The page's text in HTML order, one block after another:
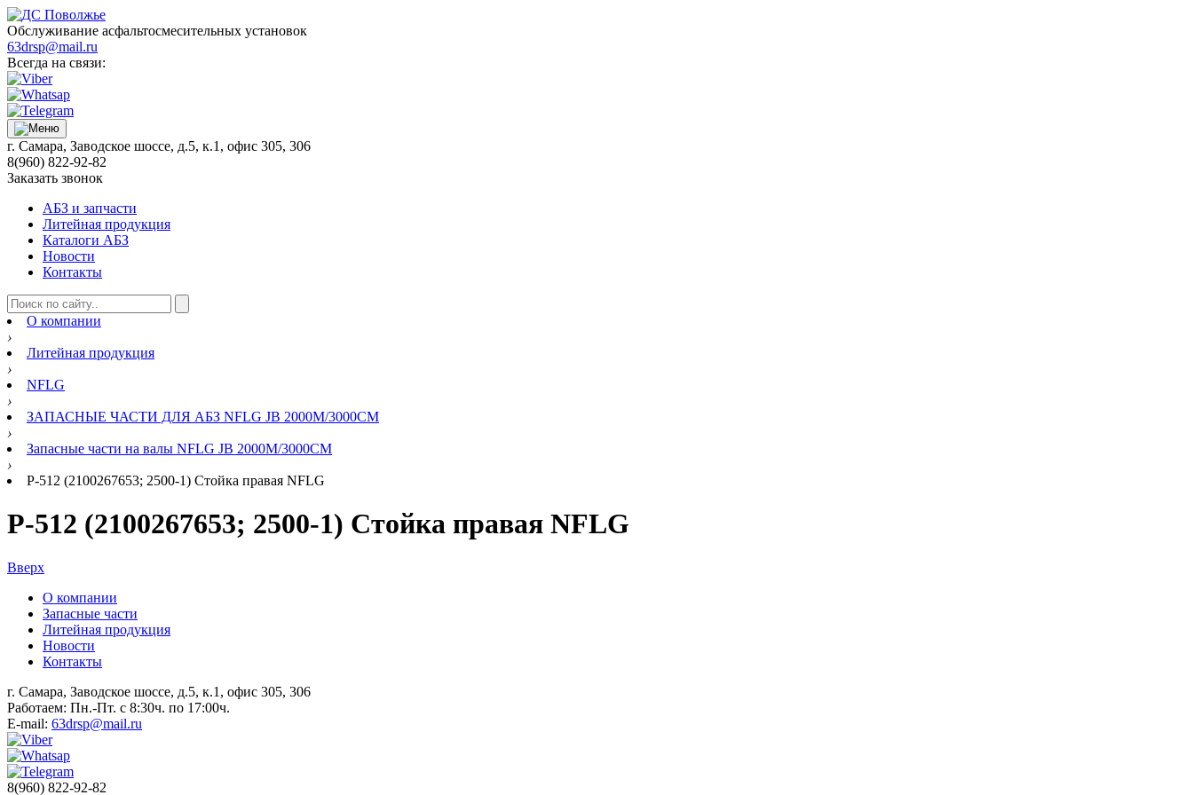
Обслуживание асфальтосмесительных установок
63drsp@mail.ru
Всегда на связи:
г. Самара, Заводское шоссе, д.5, к.1, офис 305, 306
8(960) 822-92-82
Заказать звонок
АБЗ и запчасти
Литейная продукция
Каталоги АБЗ
Новости
Контакты
О компании
›
Литейная продукция
›
NFLG
›
ЗАПАСНЫЕ ЧАСТИ ДЛЯ АБЗ NFLG JB 2000M/3000CM
›
Запасные части на валы NFLG JB 2000M/3000CM
›
Р-512 (2100267653; 2500-1) Стойка правая NFLG
Р-512 (2100267653; 2500-1) Стойка правая NFLG
Вверх
О компании
Запасные части
Литейная продукция
Новости
Контакты
г. Самара, Заводское шоссе, д.5, к.1, офис 305, 306
Работаем: Пн.-Пт. с 8:30ч. по 17:00ч.
E-mail: 63drsp@mail.ru
8(960) 822-92-82